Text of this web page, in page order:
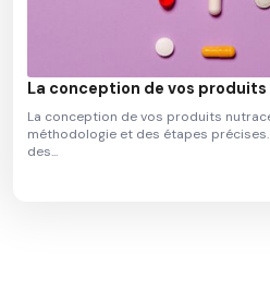
La conception de vos
La conception de vos produits
méthodologie et des étapes
des...